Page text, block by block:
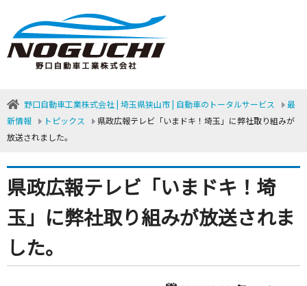
野口自動車工業株式会社 | 埼玉県狭山市 | 自動車のトータルサービス
最
新情報
トピックス
県政広報テレビ「いまドキ！埼玉」に弊社取り組みが
放送されました。
県政広報テレビ「いまドキ！埼
玉」に弊社取り組みが放送されま
した。